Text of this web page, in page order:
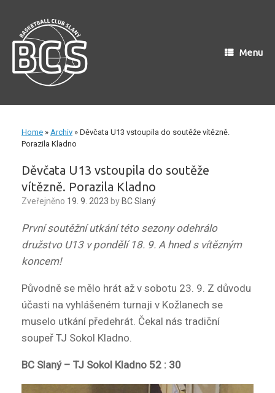
content
Menu
Home » Archiv » Děvčata U13 vstoupila do soutěže vítězně.
Porazila Kladno
Děvčata U13 vstoupila do soutěže
vítězně. Porazila Kladno
Zveřejněno 19. 9. 2023 by BC Slaný
První soutěžní utkání této sezony odehrálo
družstvo U13 v pondělí 18. 9. A hned s vítězným
koncem!
Původně se mělo hrát až v sobotu 23. 9. Z důvodu
účasti na vyhlášeném turnaji v Kožlanech se
muselo utkání předehrát. Čekal nás tradiční
soupeř TJ Sokol Kladno.
BC Slaný – TJ Sokol Kladno 52 : 30